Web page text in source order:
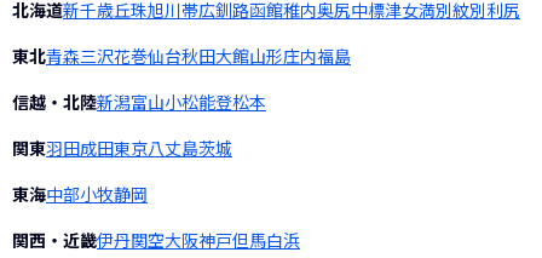
北海道新千歳丘珠旭川 帯広釧路函館稚内奥尻中標津女満別 紋別 利尻
東北青森三沢花巻仙台秋田大館山形庄内福島
信越・北陸新潟富山小松能登松本
関東羽田成田東京八丈島茨城
東海中部小牧静岡
関西・近畿伊丹関空大阪神戸但馬白浜